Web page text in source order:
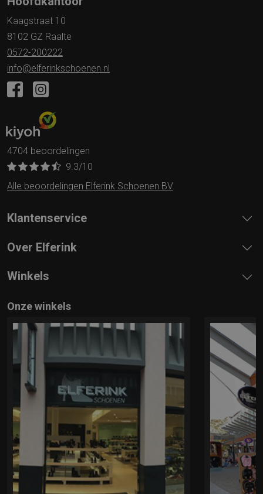
Kaagstraat 10
8102 GZ Raalte
0572-200222
info@elferinkschoenen.nl
4704 beoordelingen
9.3/10
Alle beoordelingen Elferink Schoenen BV
Klantenservice
Over Elferink
Winkels
Onze winkels